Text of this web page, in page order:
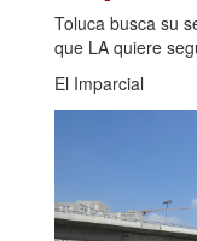
Toluca busca su
que LA quiere
El Imparcial